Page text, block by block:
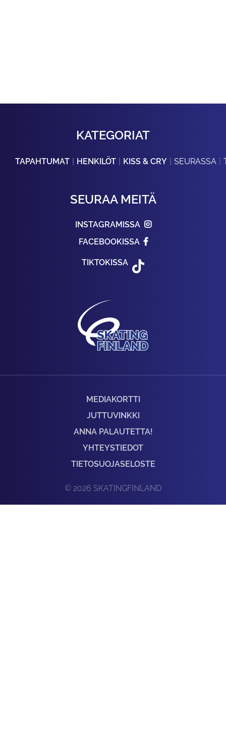
KATEGORIAT
TAPAHTUMAT HENKILÖT KISS & CRY SEURASSA
SEURAA MEITÄ
INSTAGRAMISSA
FACEBOOKISSA
TIKTOKISSA
MEDIAKORTTI
JUTTUVINKKI
ANNA PALAUTETTA!
YHTEYSTIEDOT
TIETOSUOJASELOSTE
© 2026 SKATINGFINLAND